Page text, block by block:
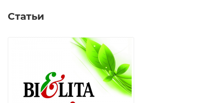
улучшает состояние кожи, волос и ногтей
снимает раздражение и уменьшает
Статьи